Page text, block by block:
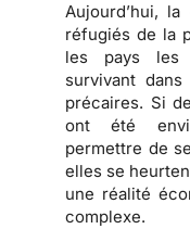
Aujourd’hui,
réfugiés de la
les pays les
survivant
précaires. Si
ont été
permettre de
elles se
une réalité
complexe.